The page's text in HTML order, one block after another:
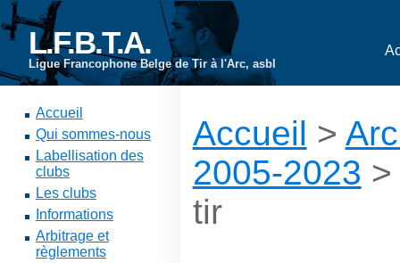
L.F.B.T.A.
Ligue Francophone Belge de Tir à l'Arc, asbl
Accueil
Qui sommes-nous
Labellisation des
clubs
Les clubs
Informations
Arbitrage et
règlements
Accueil >
2005-2023
tir